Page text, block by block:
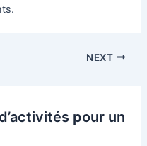
NEXT
pour un